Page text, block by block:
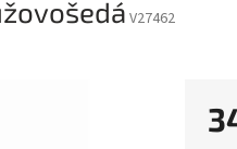
V27462